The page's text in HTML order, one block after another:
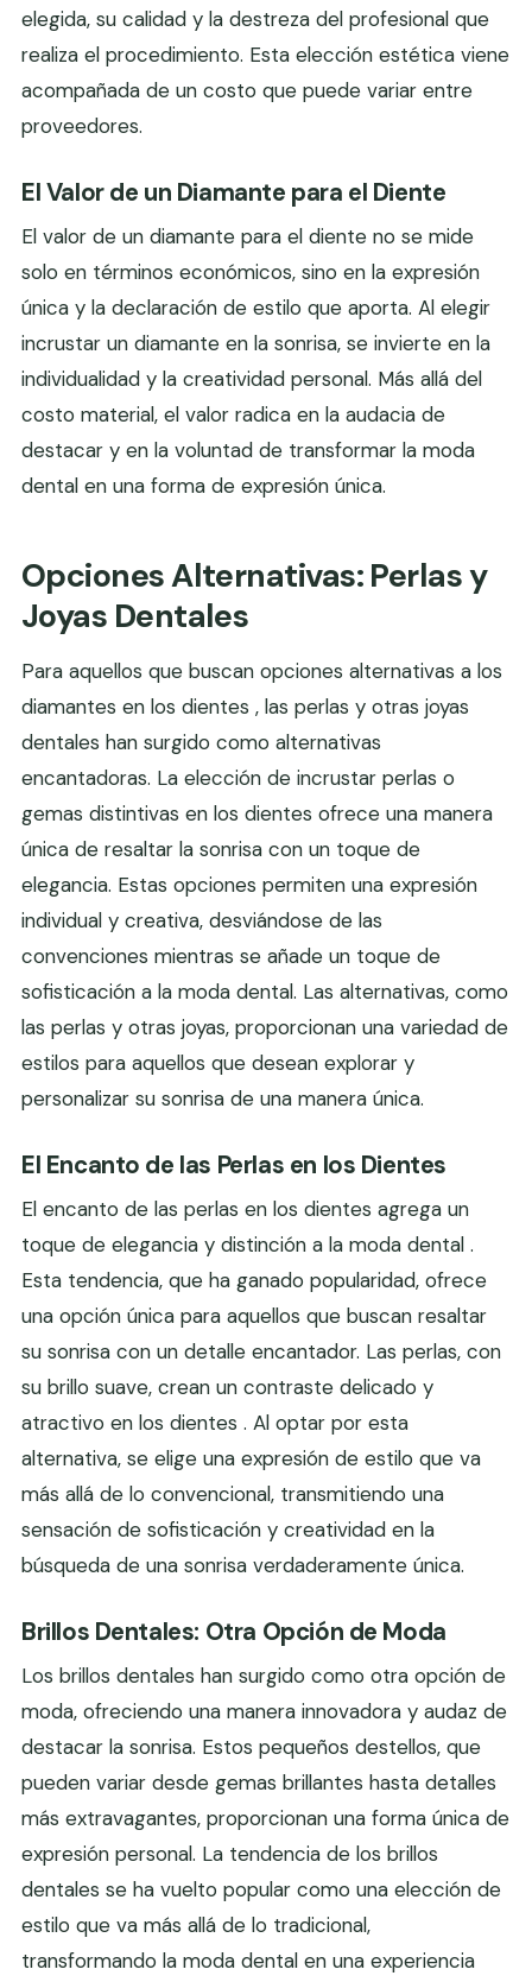
elegida, su calidad y la destreza del profesional que
realiza el procedimiento. Esta elección estética viene
acompañada de un costo que puede variar entre
proveedores.
El Valor de un Diamante para el Diente
El valor de un diamante para el diente no se mide
solo en términos económicos, sino en la expresión
única y la declaración de estilo que aporta. Al elegir
incrustar un diamante en la sonrisa, se invierte en la
individualidad y la creatividad personal. Más allá del
costo material, el valor radica en la audacia de
destacar y en la voluntad de transformar la moda
dental en una forma de expresión única.
Opciones Alternativas: Perlas y
Joyas Dentales
Para aquellos que buscan opciones alternativas a los
diamantes en los dientes , las perlas y otras joyas
dentales han surgido como alternativas
encantadoras. La elección de incrustar perlas o
gemas distintivas en los dientes ofrece una manera
única de resaltar la sonrisa con un toque de
elegancia. Estas opciones permiten una expresión
individual y creativa, desviándose de las
convenciones mientras se añade un toque de
sofisticación a la moda dental. Las alternativas, como
las perlas y otras joyas, proporcionan una variedad de
estilos para aquellos que desean explorar y
personalizar su sonrisa de una manera única.
El Encanto de las Perlas en los Dientes
El encanto de las perlas en los dientes agrega un
toque de elegancia y distinción a la moda dental .
Esta tendencia, que ha ganado popularidad, ofrece
una opción única para aquellos que buscan resaltar
su sonrisa con un detalle encantador. Las perlas, con
su brillo suave, crean un contraste delicado y
atractivo en los dientes . Al optar por esta
alternativa, se elige una expresión de estilo que va
más allá de lo convencional, transmitiendo una
sensación de sofisticación y creatividad en la
búsqueda de una sonrisa verdaderamente única.
Brillos Dentales: Otra Opción de Moda
Los brillos dentales han surgido como otra opción de
moda, ofreciendo una manera innovadora y audaz de
destacar la sonrisa. Estos pequeños destellos, que
pueden variar desde gemas brillantes hasta detalles
más extravagantes, proporcionan una forma única de
expresión personal. La tendencia de los brillos
dentales se ha vuelto popular como una elección de
estilo que va más allá de lo tradicional,
transformando la moda dental en una experiencia